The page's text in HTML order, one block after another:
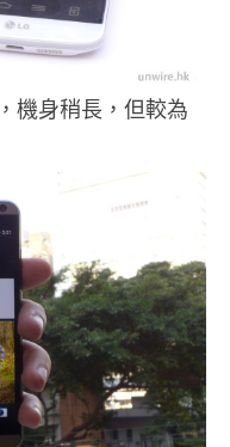
機身稍長，但較為